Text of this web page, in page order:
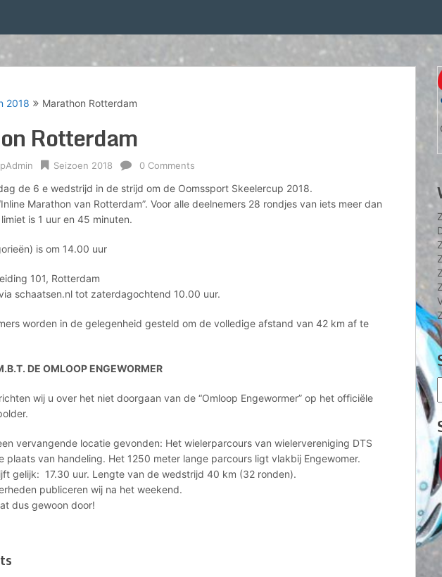
2018 Marathon Rotterdam
Rotterdam
Seizoen 2018 0 Comments
de 6 e wedstrijd in de strijd om de Oomssport Skeelercup 2018.
Marathon van Rotterdam”. Voor alle deelnemers 28 rondjes van iets meer dan
is 1 uur en 45 minuten.
is om 14.00 uur
101, Rotterdam
schaatsen.nl tot zaterdagochtend 10.00 uur.
worden in de gelegenheid gesteld om de volledige afstand van 42 km af te
DE OMLOOP ENGEWORMER
wij u over het niet doorgaan van de “Omloop Engewormer” op het officiële
vervangende locatie gevonden: Het wielerparcours van wielervereniging DTS
plaats van handeling. Het 1250 meter lange parcours ligt vlakbij Engewomer.
gelijk: 17.30 uur. Lengte van de wedstrijd 40 km (32 ronden).
publiceren wij na het weekend.
dus gewoon door!